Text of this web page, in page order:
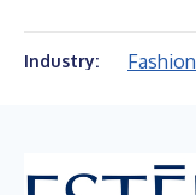
Industry: Fashion